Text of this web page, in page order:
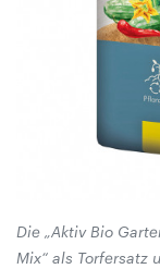
Die „Aktiv Bio
Mix“ als Torfersatz